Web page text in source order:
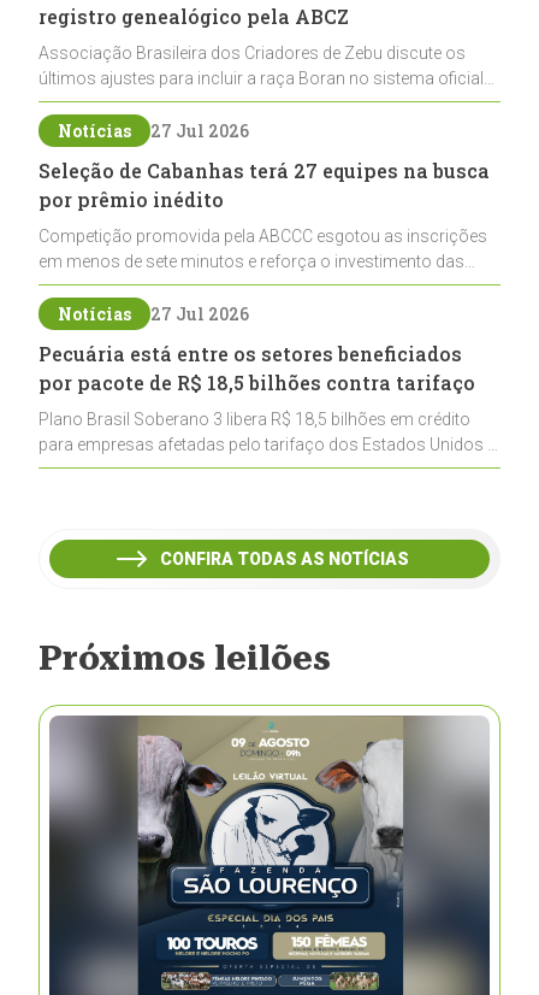
registro genealógico pela ABCZ
Associação Brasileira dos Criadores de Zebu discute os
últimos ajustes para incluir a raça Boran no sistema oficial
de registros, abrindo caminho para sua expansão na
pecuária nacional
Notícias 27 Jul 2026
Seleção de Cabanhas terá 27 equipes na busca
por prêmio inédito
Competição promovida pela ABCCC esgotou as inscrições
em menos de sete minutos e reforça o investimento das
cabanhas na seleção genética de Cavalos Crioulos voltados
ao laço
Notícias 27 Jul 2026
Pecuária está entre os setores beneficiados
por pacote de R$ 18,5 bilhões contra tarifaço
Plano Brasil Soberano 3 libera R$ 18,5 bilhões em crédito
para empresas afetadas pelo tarifaço dos Estados Unidos e
inclui a pecuária entre os setores estratégicos
CONFIRA TODAS AS NOTÍCIAS
Próximos leilões